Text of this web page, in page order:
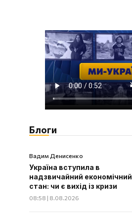
Блоги
Вадим Денисенко
Україна вступила в
надзвичайний економічний
стан: чи є вихід із кризи
08:58 | 8.08.2026